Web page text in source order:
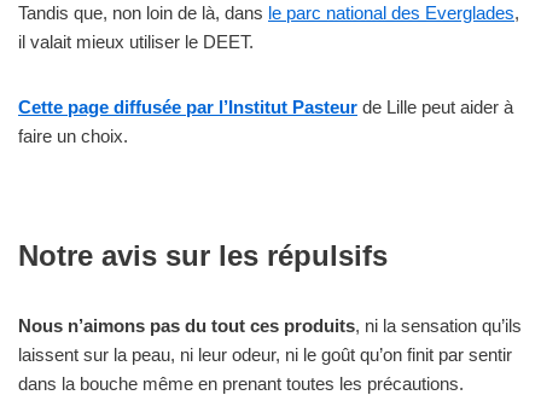
Tandis que, non loin de là, dans le parc national des Everglades,
il valait mieux utiliser le DEET.
Cette page diffusée par l’Institut Pasteur de Lille peut aider à
faire un choix.
Notre avis sur les répulsifs
Nous n’aimons pas du tout ces produits, ni la sensation qu’ils
laissent sur la peau, ni leur odeur, ni le goût qu’on finit par sentir
dans la bouche même en prenant toutes les précautions.